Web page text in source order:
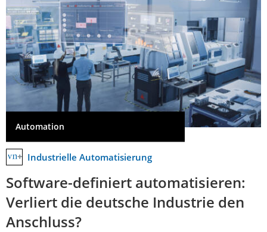
Automation
Industrielle Automatisierung
Software-definiert automatisieren:
Verliert die deutsche Industrie den
Anschluss?